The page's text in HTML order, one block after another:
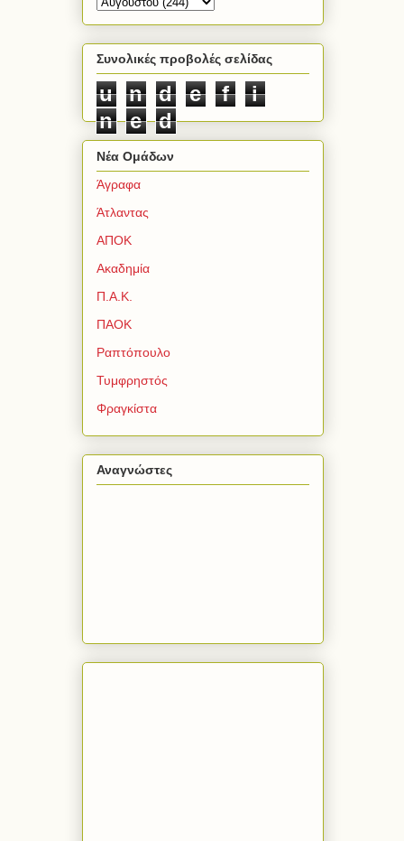
Συνολικές προβολές σελίδας
u n d e f
i
n
e d
Νέα Ομάδων
Άγραφα
Άτλαντας
ΑΠΟΚ
Ακαδημία
Π.Α.Κ.
ΠΑΟΚ
Ραπτόπουλο
Τυμφρηστός
Φραγκίστα
Αναγνώστες